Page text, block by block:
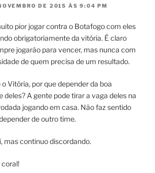
DE 2015 ÀS 9:04 PM
pior jogar contra o Botafogo com eles
obrigatoriamente da vitória. É claro
jogarão para vencer, mas nunca com
de quem precisa de um resultado.
o Vitória, por que depender da boa
deles? A gente pode tirar a vaga deles na
jogando em casa. Não faz sentido
de outro time.
mas continuo discordando.